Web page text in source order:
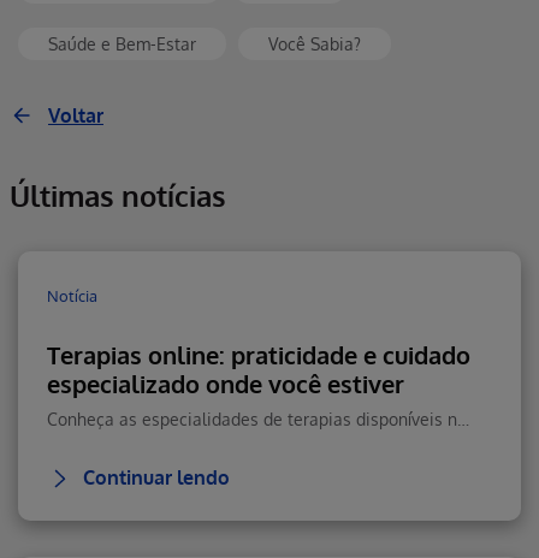
Saúde e Bem-Estar Você Sabia?
Voltar
Últimas notícias
Notícia
Terapias online: praticidade e cuidado
especializado onde você estiver
Continuar lendo